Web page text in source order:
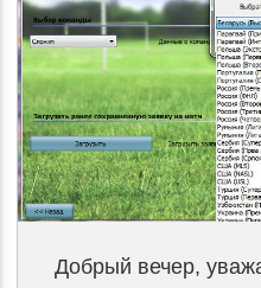
Добрый вечер,